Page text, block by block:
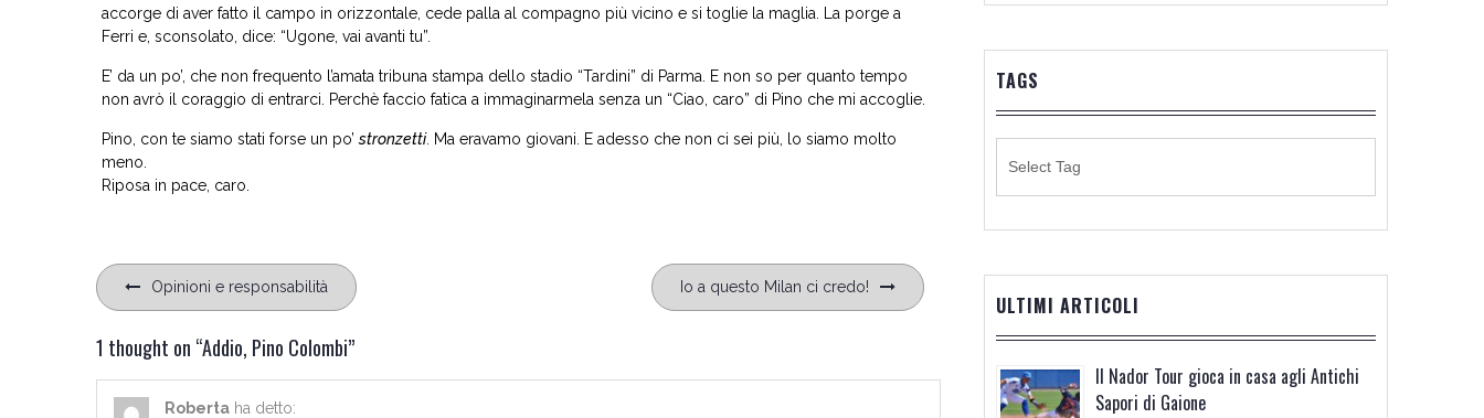
accorge di aver fatto il campo in orizzontale, cede palla al compagno più vicino e si toglie la maglia. La porge a
Ferri e, sconsolato, dice: “Ugone, vai avanti tu”.
E’ da un po’, che non frequento l’amata tribuna stampa dello stadio “Tardini” di Parma. E non so per quanto tempo
non avrò il coraggio di entrarci. Perchè faccio fatica a immaginarmela senza un “Ciao, caro” di Pino che mi accoglie.
Pino, con te siamo stati forse un po’stronzetti. Ma eravamo giovani. E adesso che non ci sei più, lo siamo molto
meno.
Riposa in pace, caro.
Navigazione
articoli
Opinioni e responsabilità Io a questo Milan ci credo!
1 thought on “Addio, Pino Colombi”
Roberta ha detto:
TAGS
ULTIMI ARTICOLI
Il Nador Tour gioca in casa agli Antichi
Sapori di Gaione